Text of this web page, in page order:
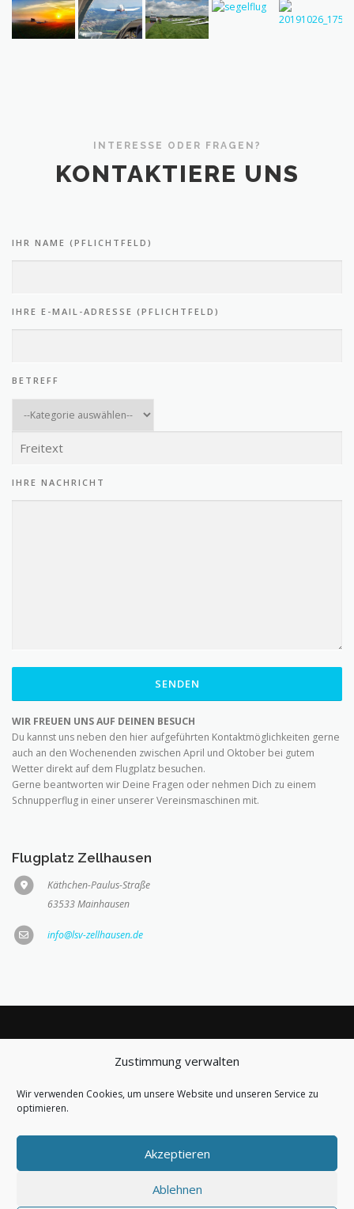
Zustimmung verwalten
Wir verwenden Cookies, um unsere Website und unseren Service zu
optimieren.
Akzeptieren
Ablehnen
INTERESSE ODER FRAGEN?
KONTAKTIERE UNS
IHR NAME (PFLICHTFELD)
IHRE E-MAIL-ADRESSE (PFLICHTFELD)
BETREFF
IHRE NACHRICHT
WIR FREUEN UNS AUF DEINEN BESUCH
Du kannst uns neben den hier aufgeführten Kontaktmöglichkeiten gerne
auch an den Wochenenden zwischen April und Oktober bei gutem
Wetter direkt auf dem Flugplatz besuchen.
Gerne beantworten wir Deine Fragen oder nehmen Dich zu einem
Schnupperflug in einer unserer Vereinsmaschinen mit.
Flugplatz Zellhausen
Käthchen-Paulus-Straße
63533 Mainhausen
info@lsv-zellhausen.de
BLEIBE AUF DEM LAUFENDEN